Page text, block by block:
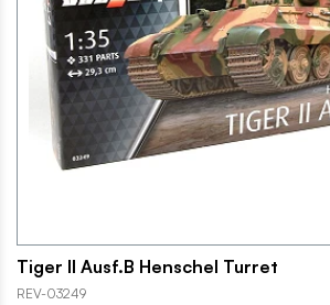
Tiger II Ausf.B Henschel Turret
REV-03249